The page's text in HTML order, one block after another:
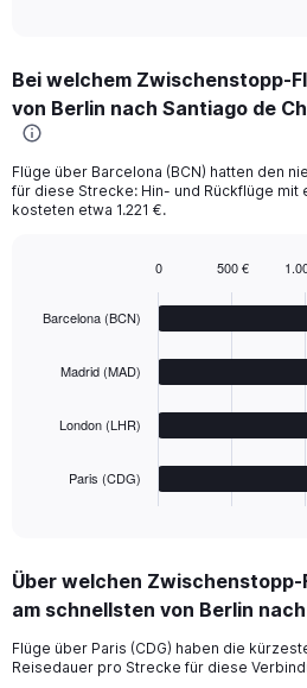
Bei welchem Zwischenstopp-
von Berlin nach Santiago de
Flüge über Barcelona (BCN) hatten den
für diese Strecke: Hin- und Rückflüge
kosteten etwa 1.221 €.
with
chart
Range:
4
The
chart
Barcelona (BCN)
Madrid (MAD)
London (LHR)
Paris (CDG)
0 500 €
Über welchen
am schnellsten von Berlin
Flüge über Paris (CDG) haben die
Reisedauer pro Strecke für diese